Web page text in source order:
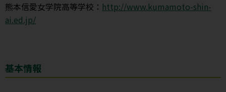
熊本信愛女学院高等学校： http://www.kumamoto-shin-
ai.ed.jp/
基本情報